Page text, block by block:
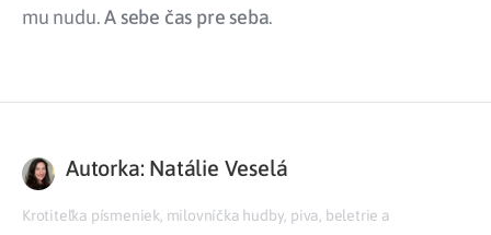
mu nudu.A sebe čas pre seba.
Autorka: Natálie Veselá
Krotiteľka písmeniek, milovníčka hudby, piva, beletrie a